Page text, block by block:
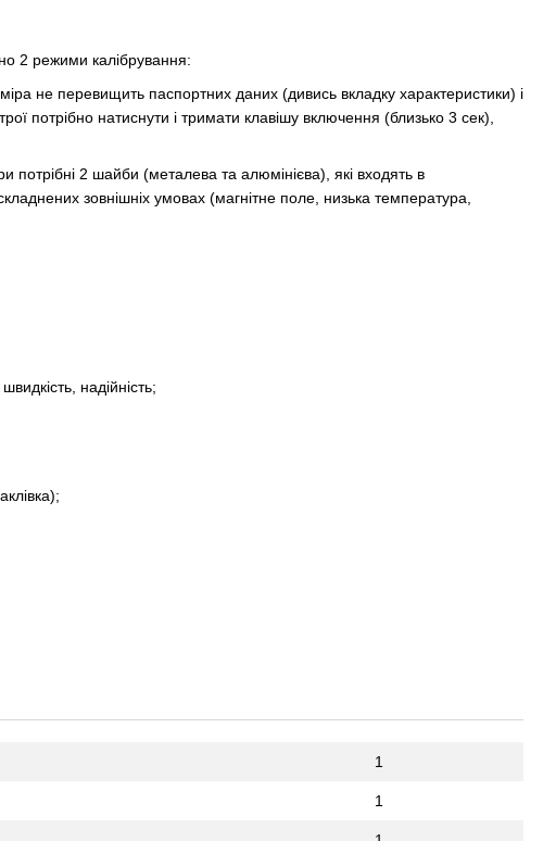
2 режими калібрування:
не перевищить паспортних даних (дивись вкладку характеристики) і
потрібно натиснути і тримати клавішу включення (близько 3 сек),
2 шайби (металева та алюмінієва), які входять в
зовнішніх умовах (магнітне поле, низька температура,
надійність;
1
1